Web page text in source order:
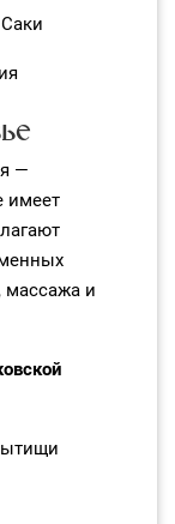
—
имеет
массажа и